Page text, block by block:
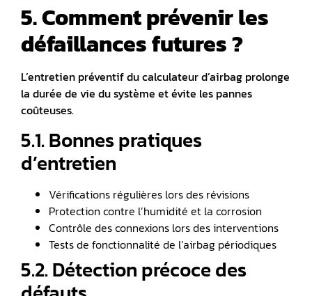
5. Comment prévenir les
défaillances futures ?
L’entretien préventif du calculateur d’airbag prolonge
la durée de vie du système et évite les pannes
coûteuses.
5.1. Bonnes pratiques
d’entretien
Vérifications régulières lors des révisions
Protection contre l’humidité et la corrosion
Contrôle des connexions lors des interventions
Tests de fonctionnalité de l’airbag périodiques
5.2. Détection précoce des